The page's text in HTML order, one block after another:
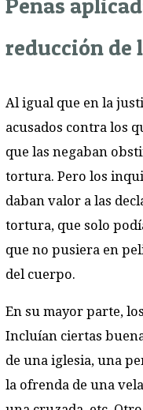
Penas
reducción de
Al igual que en la
acusados contra los
que las negaban
tortura. Pero los
daban valor a las
tortura, que solo
que no pusiera en
del cuerpo.
En su mayor parte,
Incluían ciertas
de una iglesia, una
la ofrenda de una